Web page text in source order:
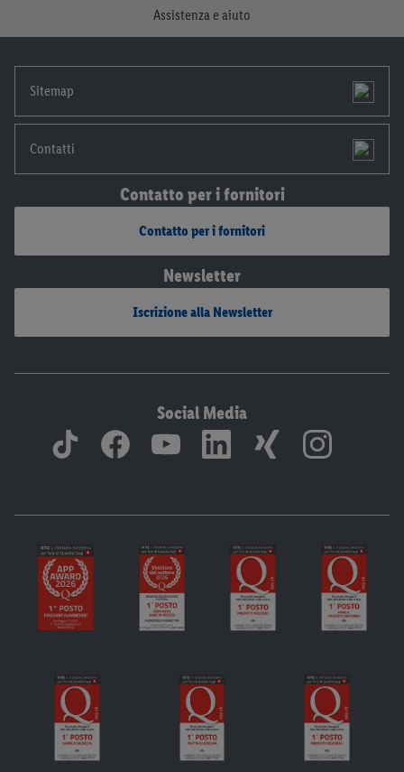
Assistenza e aiuto
Sitemap
Contatti
Contatto per i fornitori
Contatto per i fornitori
Newsletter
Iscrizione alla Newsletter
Social Media